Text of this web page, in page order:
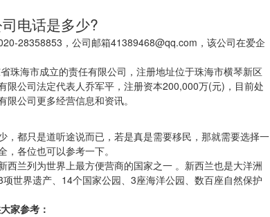
电话是多少?
28358853，公司邮箱41389468@qq.com，该公司在爱企
珠海市成立的责任有限公司，注册地址位于珠海市横琴新区
公司法定代表人乔军平，注册资本200,000万(元)，目前处
公司更多经营信息和资讯。
都只是道听途说而已，若是真是需要移民，那就需要选择一
各位也可以参考一下。
兰列为世界上最方便营商的国家之一 。新西兰也是大洋洲
世界遗产、14个国家公园、3座海洋公园、数百座自然保护
家参考：